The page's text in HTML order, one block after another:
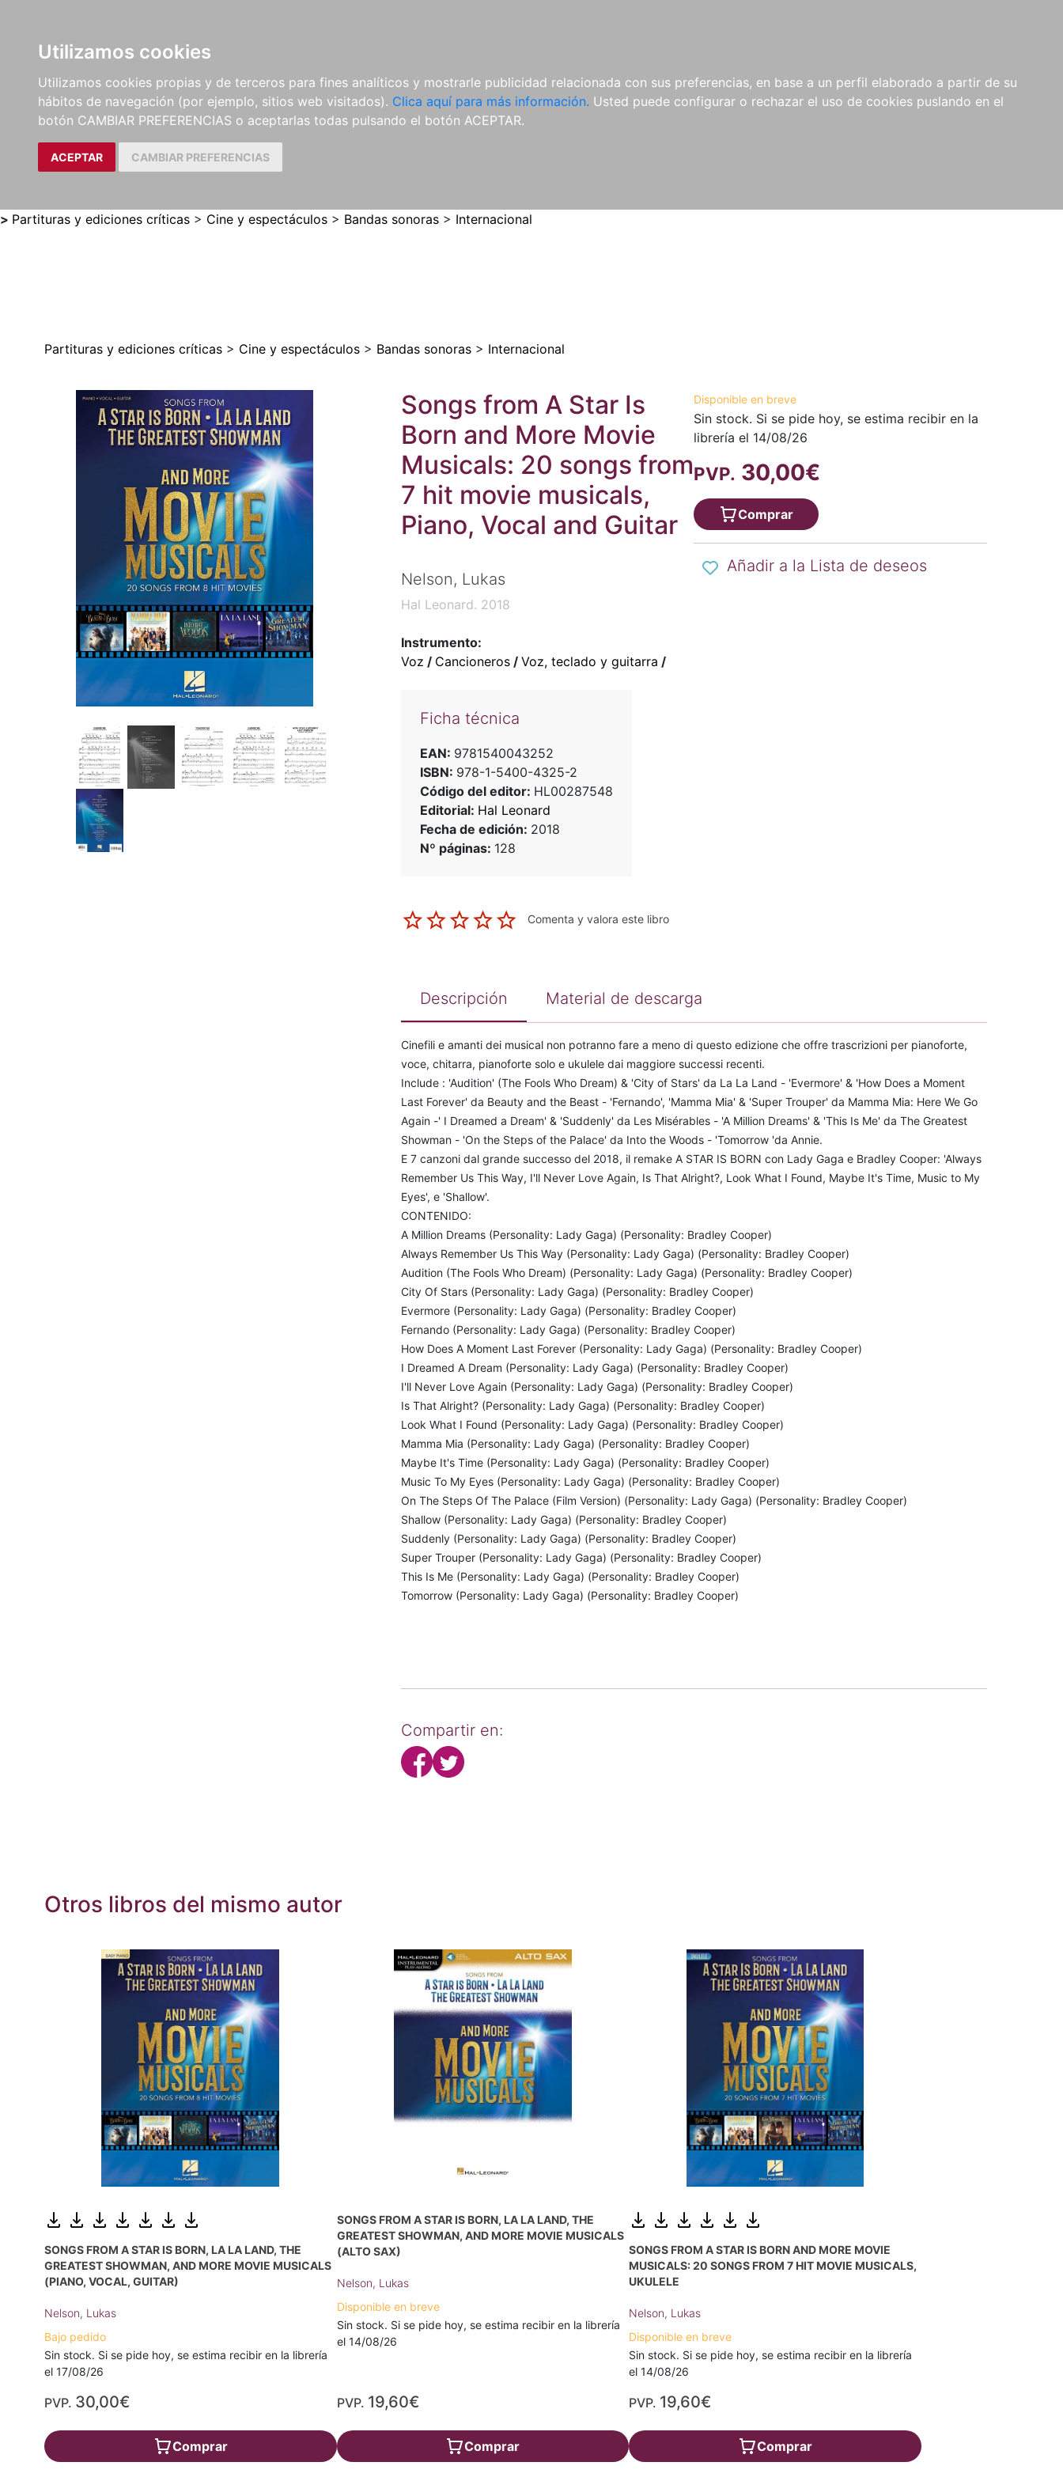
Utilizamos cookies
Utilizamos cookies propias y de terceros para fines analíticos y mostrarle publicidad relacionada con sus preferencias, en base a un perfil elaborado a partir de su
hábitos de navegación (por ejemplo, sitios web visitados). Clica aquí para más información. Usted puede configurar o rechazar el uso de cookies puslando en el
botón CAMBIAR PREFERENCIAS o aceptarlas todas pulsando el botón ACEPTAR.
ACEPTAR CAMBIAR PREFERENCIAS
LIBROS
MÉTODOS Y
EJERCICIOS
PARTITURAS Y EDICIONES
CRÍTICAS
REVISTAS
CDS Y
DVDS
MATERIAL
COMPLEMENTARIO
NOVEDADES NOTICIAS
COMPRAS
INSTITUCIONALES
> Partituras y ediciones críticas > Cine y espectáculos > Bandas sonoras > Internacional
Partituras y ediciones críticas > Cine y espectáculos > Bandas sonoras > Internacional
Songs from A Star Is
Born and More Movie
Musicals: 20 songs from
7 hit movie musicals,
Piano, Vocal and Guitar
Nelson, Lukas
Hal Leonard. 2018
Instrumento:
Voz / Cancioneros/ Voz, teclado y guitarra /
Ficha técnica
EAN: 9781540043252
ISBN: 978-1-5400-4325-2
Código del editor: HL00287548
Editorial: Hal Leonard
Fecha de edición: 2018
Nº páginas: 128
Comenta y valora este libro
Disponible en breve
Sin stock. Si se pide hoy, se estima recibir en la
librería el 14/08/26
PVP. 30,00€
Comprar
Añadir a la Lista de deseos
Descripción Material de descarga
Cinefili e amanti dei musical non potranno fare a meno di questo edizione che offre trascrizioni per pianoforte,
voce, chitarra, pianoforte solo e ukulele dai maggiore successi recenti.
Include : 'Audition' (The Fools Who Dream) & 'City of Stars' da La La Land - 'Evermore' & 'How Does a Moment
Last Forever' da Beauty and the Beast - 'Fernando', 'Mamma Mia' & 'Super Trouper' da Mamma Mia: Here We Go
Again -' I Dreamed a Dream' & 'Suddenly' da Les Misérables - 'A Million Dreams' & 'This Is Me' da The Greatest
Showman - 'On the Steps of the Palace' da Into the Woods - 'Tomorrow 'da Annie.
E 7 canzoni dal grande successo del 2018, il remake A STAR IS BORN con Lady Gaga e Bradley Cooper: 'Always
Remember Us This Way, I'll Never Love Again, Is That Alright?, Look What I Found, Maybe It's Time, Music to My
Eyes', e 'Shallow'.
CONTENIDO:
A Million Dreams (Personality: Lady Gaga) (Personality: Bradley Cooper)
Always Remember Us This Way (Personality: Lady Gaga) (Personality: Bradley Cooper)
Audition (The Fools Who Dream) (Personality: Lady Gaga) (Personality: Bradley Cooper)
City Of Stars (Personality: Lady Gaga) (Personality: Bradley Cooper)
Evermore (Personality: Lady Gaga) (Personality: Bradley Cooper)
Fernando (Personality: Lady Gaga) (Personality: Bradley Cooper)
How Does A Moment Last Forever (Personality: Lady Gaga) (Personality: Bradley Cooper)
I Dreamed A Dream (Personality: Lady Gaga) (Personality: Bradley Cooper)
I'll Never Love Again (Personality: Lady Gaga) (Personality: Bradley Cooper)
Is That Alright? (Personality: Lady Gaga) (Personality: Bradley Cooper)
Look What I Found (Personality: Lady Gaga) (Personality: Bradley Cooper)
Mamma Mia (Personality: Lady Gaga) (Personality: Bradley Cooper)
Maybe It's Time (Personality: Lady Gaga) (Personality: Bradley Cooper)
Music To My Eyes (Personality: Lady Gaga) (Personality: Bradley Cooper)
On The Steps Of The Palace (Film Version) (Personality: Lady Gaga) (Personality: Bradley Cooper)
Shallow (Personality: Lady Gaga) (Personality: Bradley Cooper)
Suddenly (Personality: Lady Gaga) (Personality: Bradley Cooper)
Super Trouper (Personality: Lady Gaga) (Personality: Bradley Cooper)
This Is Me (Personality: Lady Gaga) (Personality: Bradley Cooper)
Tomorrow (Personality: Lady Gaga) (Personality: Bradley Cooper)
Compartir en:
Otros libros del mismo autor
SONGS FROM A STAR IS BORN, LA LA LAND, THE
GREATEST SHOWMAN, AND MORE MOVIE MUSICALS
(PIANO, VOCAL, GUITAR)
Nelson, Lukas
Bajo pedido
Sin stock. Si se pide hoy, se estima recibir en la librería
el 17/08/26
PVP. 30,00€
Comprar
SONGS FROM A STAR IS BORN, LA LA LAND, THE
GREATEST SHOWMAN, AND MORE MOVIE MUSICALS
(ALTO SAX)
Nelson, Lukas
Disponible en breve
Sin stock. Si se pide hoy, se estima recibir en la librería
el 14/08/26
PVP. 19,60€
Comprar
SONGS FROM A STAR IS BORN AND MORE MOVIE
MUSICALS: 20 SONGS FROM 7 HIT MOVIE MUSICALS,
UKULELE
Nelson, Lukas
Disponible en breve
Sin stock. Si se pide hoy, se estima recibir en la librería
el 14/08/26
PVP. 19,60€
Comprar